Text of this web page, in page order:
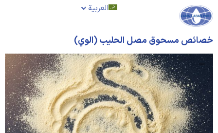
العربية
خصائص مسحوق مصل الحليب (الوي)